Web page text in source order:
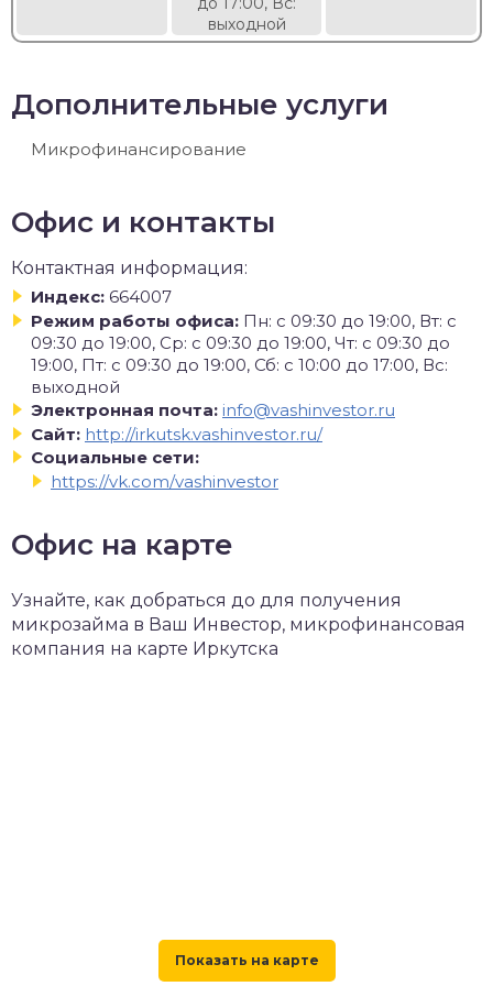
выходной
Дополнительные услуги
Микрофинансирование
Офис и контакты
Контактная информация:
Индекс: 664007
Режим работы офиса: Пн: с 09:30 до 19:00, Вт: с
09:30 до 19:00, Ср: с 09:30 до 19:00, Чт: с 09:30 до
19:00, Пт: с 09:30 до 19:00, Сб: с 10:00 до 17:00, Вс:
выходной
Электронная почта: info@vashinvestor.ru
Сайт: http://irkutsk.vashinvestor.ru/
Социальные сети:
https://vk.com/vashinvestor
Офис на карте
Узнайте, как добраться до для получения
микрозайма в Ваш Инвестор, микрофинансовая
компания на карте Иркутска